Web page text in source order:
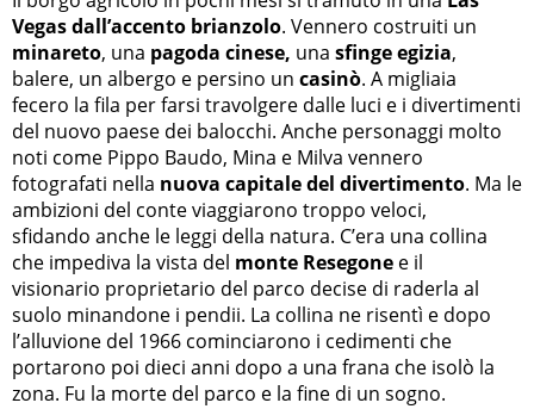
Vegas dall’accento brianzolo. Vennero costruiti un
minareto, una pagoda cinese, una sfinge egizia,
balere, un albergo e persino un casinò. A migliaia
fecero la fila per farsi travolgere dalle luci e i divertimenti
del nuovo paese dei balocchi. Anche personaggi molto
noti come Pippo Baudo, Mina e Milva vennero
fotografati nella nuova capitale del divertimento. Ma le
ambizioni del conte viaggiarono troppo veloci,
sfidando anche le leggi della natura. C’era una collina
che impediva la vista del monte Resegone e il
visionario proprietario del parco decise di raderla al
suolo minandone i pendii. La collina ne risentì e dopo
l’alluvione del 1966 cominciarono i cedimenti che
portarono poi dieci anni dopo a una frana che isolò la
zona. Fu la morte del parco e la fine di un sogno.